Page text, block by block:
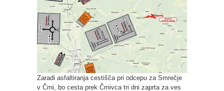
Zaradi asfaltiranja cestišča pri odcepu za Smrečje
v Črni, bo cesta prek Črnivca tri dni zaprta za ves